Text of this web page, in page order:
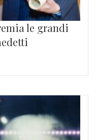
le grandi